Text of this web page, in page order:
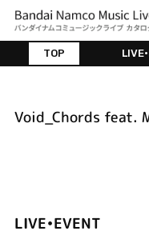
TOP
Void_Chords feat.
LIVE•EVENT